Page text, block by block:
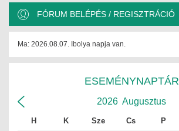
TARTÓSZERKEZETI
VÍZÉPÍTÉSI ÉS VÍZGAZDÁLKODÁSI
HÍREK
KÉPZÉSEK
FÓRUM BELÉPÉS / REGISZTRÁCIÓ
Ma: 2026.08.07. Ibolya napja van.
ESEMÉNYNAPTÁR
2026 Augusztus
H K Sze Cs P